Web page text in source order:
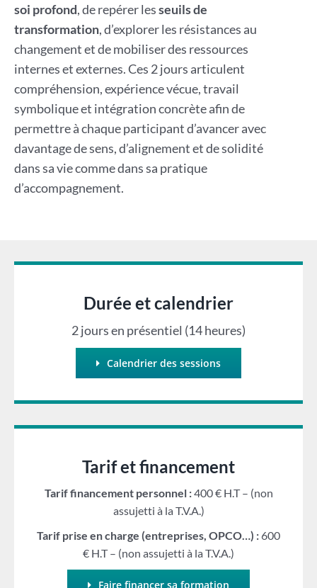
soi profond, de repérer lesseuils de
transformation, d’explorer les résistances au
changement et de mobiliser des ressources
internes et externes. Ces 2 jours articulent
compréhension, expérience vécue, travail
symbolique et intégration concrète afin de
permettre à chaque participant d’avancer avec
davantage de sens, d’alignement et de solidité
dans sa vie comme dans sa pratique
d’accompagnement.
Durée et calendrier
2 jours en présentiel (14 heures)
Calendrier des sessions
Tarif et financement
Tarif financement personnel :400 € H.T – (non
assujetti à la T.V.A.)
Tarif prise en charge (entreprises, OPCO…) : 600
€ H.T – (non assujetti à la T.V.A.)
Faire financer sa formation